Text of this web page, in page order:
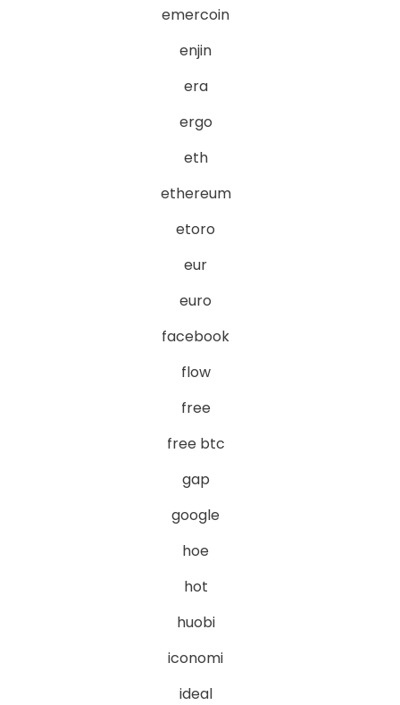
emercoin
enjin
era
ergo
eth
ethereum
etoro
eur
euro
facebook
flow
free
free btc
gap
google
hoe
hot
huobi
iconomi
ideal